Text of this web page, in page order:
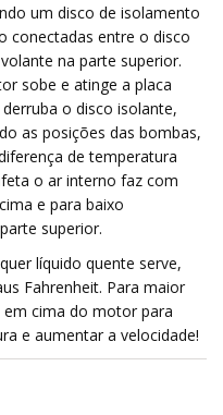
um disco de isolamento
conectadas entre o disco
na parte superior.
sobe e atinge a placa
o disco isolante,
as posições das bombas,
de temperatura
o ar interno faz com
e para baixo
superior.
líquido quente serve,
Fahrenheit. Para maior
cima do motor para
e aumentar a velocidade!